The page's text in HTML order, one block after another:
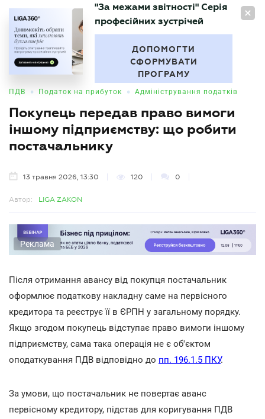
UA
БУХГАЛТЕР
"За межами звітності" Серія
професійних зустрічей
ДОПОМОГТИ
СФОРМУВАТИ
ПРОГРАМУ
ПДВ • Податок на прибуток • Адміністрування податків
Покупець передав право вимоги
іншому підприємству: що робити
постачальнику
13 травня 2026, 13:30 120 0
Автор: LIGA ZAKON
Реклама
Після отримання авансу від покупця постачальник
оформлює податкову накладну саме на первісного
кредитора та реєструє її в ЄРПН у загальному порядку.
Якщо згодом покупець відступає право вимоги іншому
підприємству, сама така операція не є об'єктом
оподаткування ПДВ відповідно до пп. 196.1.5 ПКУ.
За умови, що постачальник не повертає аванс
первісному кредитору, підстав для коригування ПДВ